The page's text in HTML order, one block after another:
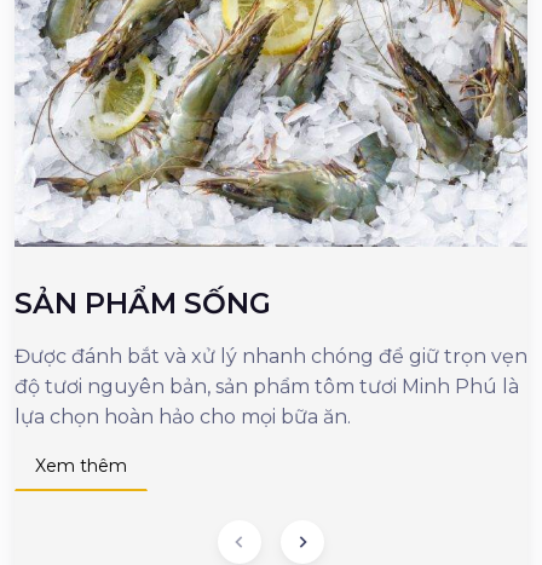
SẢN PHẨM SỐNG
Được đánh bắt và xử lý nhanh chóng để giữ trọn vẹn
độ tươi nguyên bản, sản phẩm tôm tươi Minh Phú là
lựa chọn hoàn hảo cho mọi bữa ăn.
Xem thêm